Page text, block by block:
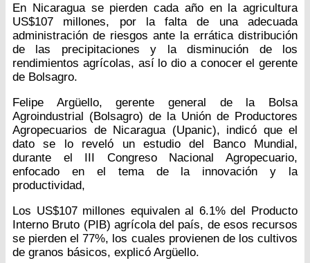
En Nicaragua se pierden cada año en la agricultura
US$107 millones, por la falta de una adecuada
administración de riesgos ante la errática distribución
de las precipitaciones y la disminución de los
rendimientos agrícolas, así lo dio a conocer el gerente
de Bolsagro.
Felipe Argüello, gerente general de la Bolsa
Agroindustrial (Bolsagro) de la Unión de Productores
Agropecuarios de Nicaragua (Upanic), indicó que el
dato se lo reveló un estudio del Banco Mundial,
durante el III Congreso Nacional Agropecuario,
enfocado en el tema de la innovación y la
productividad,
Los US$107 millones equivalen al 6.1% del Producto
Interno Bruto (PIB) agrícola del país, de esos recursos
se pierden el 77%, los cuales provienen de los cultivos
de granos básicos, explicó Argüello.